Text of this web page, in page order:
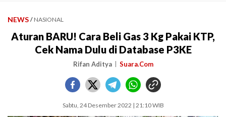
NEWS / NASIONAL
Aturan BARU! Cara Beli Gas 3 Kg Pakai KTP,
Cek Nama Dulu di Database P3KE
Rifan Aditya Suara.Com
Sabtu, 24 Desember 2022 | 21:10 WIB